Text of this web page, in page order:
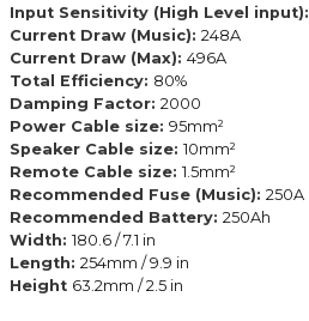
Input Sensitivity (High Level input):
Current Draw (Music): 248A
Current Draw (Max): 496A
Total Efficiency: 80%
Damping Factor: 2000
Power Cable size: 95mm²
Speaker Cable size: 10mm²
Remote Cable size: 1.5mm²
Recommended Fuse (Music): 250A
Recommended Battery: 250Ah
Width: 180.6 / 7.1 in
Length: 254mm / 9.9 in
Height 63.2mm / 2.5 in